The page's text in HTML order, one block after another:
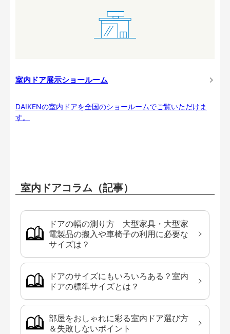
室内ドア展示ショールーム
DAIKENの室内ドアを全国のショールームでご覧いただけま
す。
室内ドアコラム（記事）
ドアの幅の測り方 大型家具・大型家
電製品の搬入や車椅子の利用に必要な
サイズは？
ドアのサイズにもいろいろある？室内
ドアの標準サイズとは？
部屋をおしゃれに彩る室内ドア選び方
＆失敗しないポイント